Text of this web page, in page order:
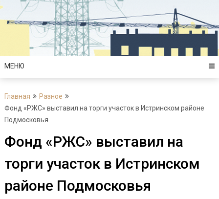
Перейти
содержимому
МЕНЮ
Главная
Разное
Фонд «РЖС» выставил на торги участок в Истринском районе
Подмосковья
Фонд «РЖС» выставил на
торги участок в Истринском
районе Подмосковья